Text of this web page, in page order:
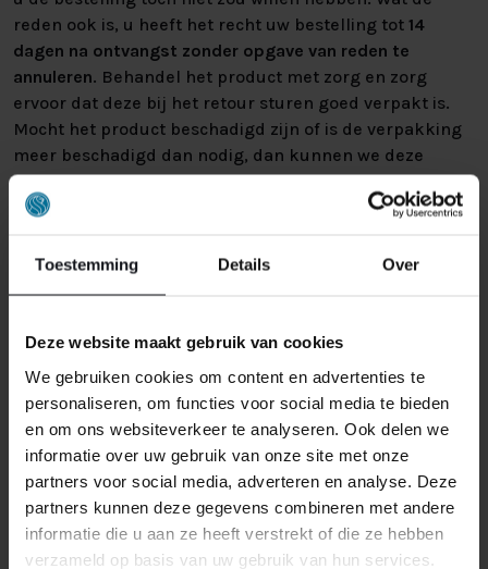
Toestemming Details Over
Deze website maakt gebruik van cookies
We gebruiken cookies om content en advertenties te
personaliseren, om functies voor social media te bieden
en om ons websiteverkeer te analyseren. Ook delen we
informatie over uw gebruik van onze site met onze
partners voor social media, adverteren en analyse. Deze
partners kunnen deze gegevens combineren met andere
informatie die u aan ze heeft verstrekt of die ze hebben
verzameld op basis van uw gebruik van hun services.
reden ook is, u heeft het recht uw bestelling tot 14
dagen na ontvangst zonder opgave van reden te
annuleren. Behandel het product met zorg en zorg
ervoor dat deze bij het retour sturen goed verpakt is.
Mocht het product beschadigd zijn of is de verpakking
meer beschadigd dan nodig, dan kunnen we deze
waardevermindering van het product aan u
doorberekenen.
GERELATEERDE PRODUCTEN